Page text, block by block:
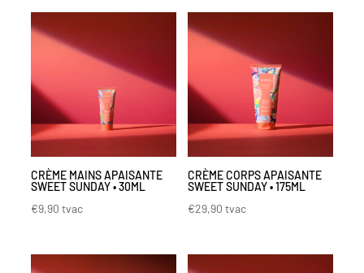
CRÈME MAINS APAISANTE
SWEET SUNDAY • 30ML
€9,90 tvac
CRÈME CORPS APAISANTE
SWEET SUNDAY • 175ML
€29,90 tvac